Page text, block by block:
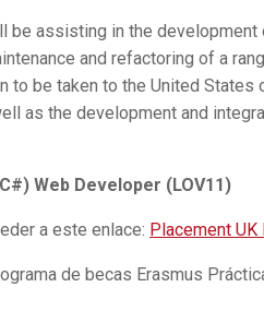
be assisting in the
and refactoring of a
to be taken to the United States
as the development and
Web Developer (LOV11)
a este enlace: Placement UK
de becas Erasmus